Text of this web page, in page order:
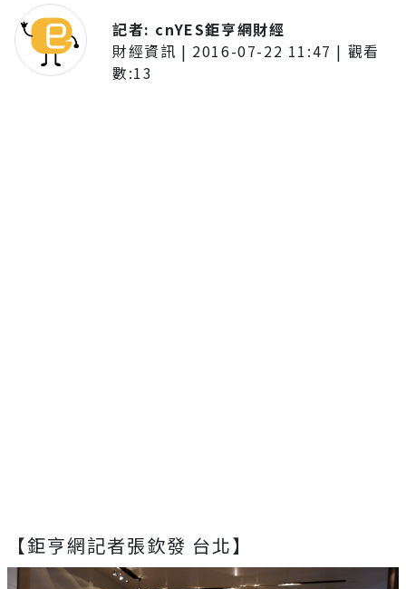
記者: cnYES鉅亨網財經
財經資訊 | 2016-07-22 11:47 | 觀看
數:13
【鉅亨網記者張欽發 台北】